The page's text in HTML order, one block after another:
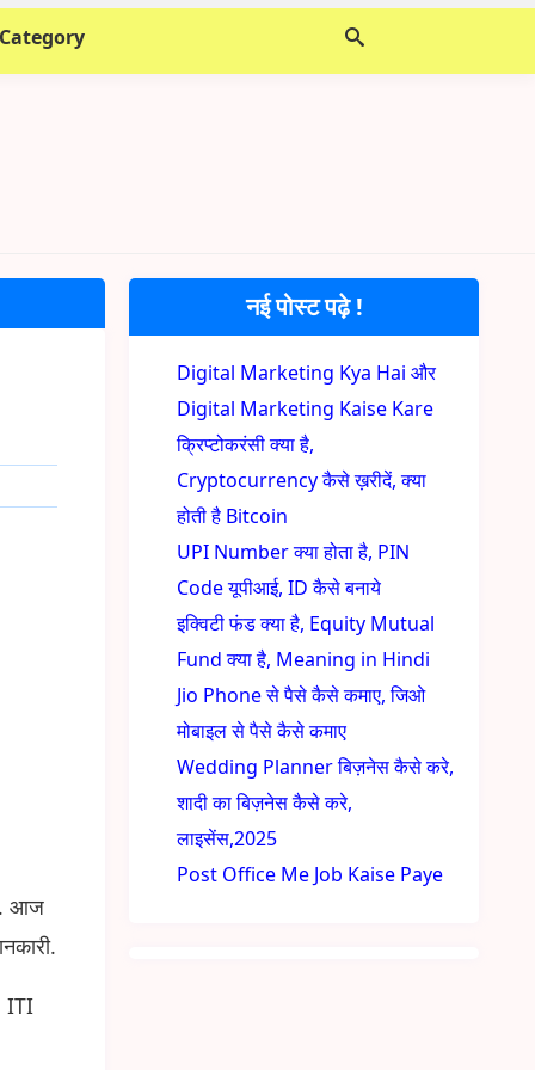
आज
ITI
नई पोस्ट पढ़े !
Digital Marketing Kya Hai और
Digital Marketing Kaise Kare
क्रिप्टोकरंसी क्या है,
Cryptocurrency कैसे ख़रीदें, क्या
होती है Bitcoin
UPI Number क्या होता है, PIN
Code यूपीआई, ID कैसे बनाये
इक्विटी फंड क्या है, Equity Mutual
Fund क्या है, Meaning in Hindi
Jio Phone से पैसे कैसे कमाए, जिओ
मोबाइल से पैसे कैसे कमाए
Wedding Planner बिज़नेस कैसे करे,
शादी का बिज़नेस कैसे करे,
लाइसेंस,2025
Post Office Me Job Kaise Paye